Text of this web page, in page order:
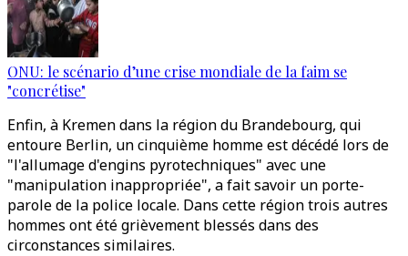
ONU: le scénario d’une crise mondiale de la faim se
"concrétise"
Enfin, à Kremen dans la région du Brandebourg, qui
entoure Berlin, un cinquième homme est décédé lors de
"l'allumage d'engins pyrotechniques" avec une
"manipulation inappropriée", a fait savoir un porte-
parole de la police locale. Dans cette région trois autres
hommes ont été grièvement blessés dans des
circonstances similaires.